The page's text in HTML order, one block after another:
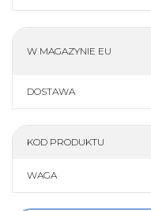
Kurtki
Buty
więcej
FINNTRAIL
W MAGAZYNIE EU
DOSTAWA
KOD PRODUKTU
WAGA